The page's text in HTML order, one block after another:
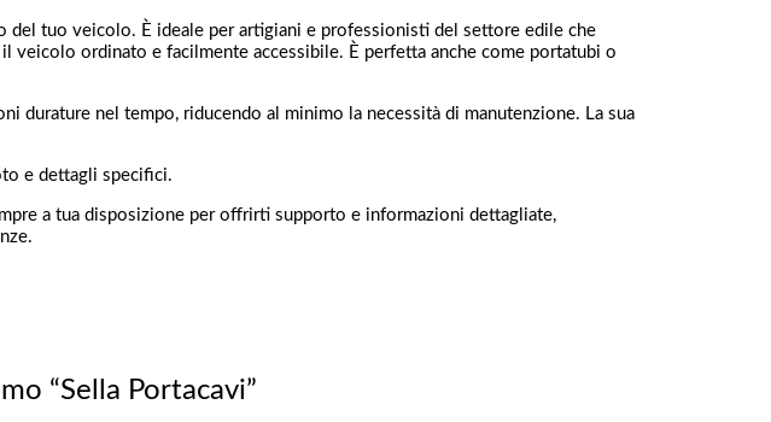
del tuo veicolo. È ideale per artigiani e professionisti del settore edile che
veicolo ordinato e facilmente accessibile. È perfetta anche come portatubi o
durature nel tempo, riducendo al minimo la necessità di manutenzione. La sua
e dettagli specifici.
a tua disposizione per offrirti supporto e informazioni dettagliate,
“Sella Portacavi”